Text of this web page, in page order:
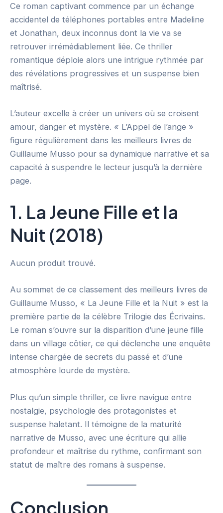
Ce roman captivant commence par un échange
accidentel de téléphones portables entre Madeline
et Jonathan, deux inconnus dont la vie va se
retrouver irrémédiablement liée. Ce thriller
romantique déploie alors une intrigue rythmée par
des révélations progressives et un suspense bien
maîtrisé.
L’auteur excelle à créer un univers où se croisent
amour, danger et mystère. « L’Appel de l’ange »
figure régulièrement dans les meilleurs livres de
Guillaume Musso pour sa dynamique narrative et sa
capacité à suspendre le lecteur jusqu’à la dernière
page.
1. La Jeune Fille et la
Nuit (2018)
Aucun produit trouvé.
Au sommet de ce classement des meilleurs livres de
Guillaume Musso, « La Jeune Fille et la Nuit » est la
première partie de la célèbre Trilogie des Écrivains.
Le roman s’ouvre sur la disparition d’une jeune fille
dans un village côtier, ce qui déclenche une enquête
intense chargée de secrets du passé et d’une
atmosphère lourde de mystère.
Plus qu’un simple thriller, ce livre navigue entre
nostalgie, psychologie des protagonistes et
suspense haletant. Il témoigne de la maturité
narrative de Musso, avec une écriture qui allie
profondeur et maîtrise du rythme, confirmant son
statut de maître des romans à suspense.
Conclusion